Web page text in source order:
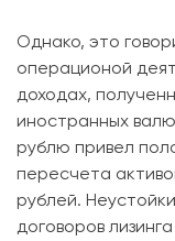
Однако, это
операционой
доходах,
иностранных
рублю привел
пересчета
рублей.
договоров